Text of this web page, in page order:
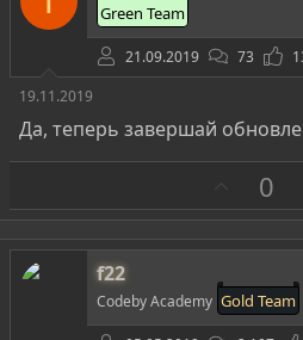
Green Team
21.09.2019 73
19.11.2019
Да, теперь завершай
а
0
f22
Codeby Academy Gold Team